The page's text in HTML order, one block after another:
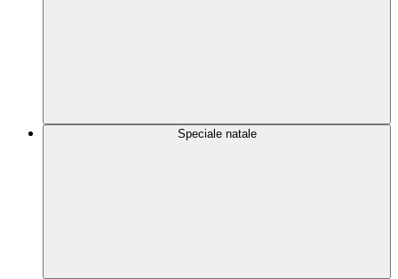
Speciale natale